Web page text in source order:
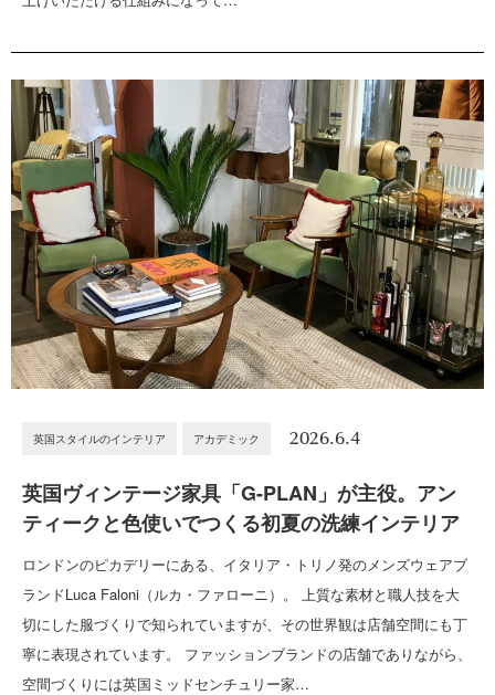
英国スタイルのインテリア アカデミック 2026.6.4
英国ヴィンテージ家具「G-PLAN」が主役。アン
ティークと色使いでつくる初夏の洗練インテリア
ロンドンのピカデリーにある、イタリア・トリノ発のメンズウェアブ
ランドLuca Faloni（ルカ・ファローニ）。 上質な素材と職人技を大
切にした服づくりで知られていますが、その世界観は店舗空間にも丁
寧に表現されています。 ファッションブランドの店舗でありながら、
空間づくりには英国ミッドセンチュリー家…